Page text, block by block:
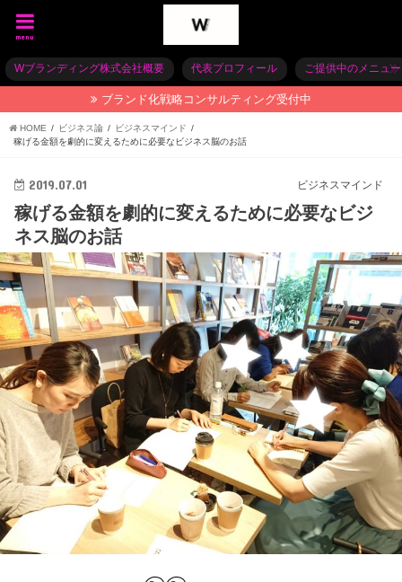
menu
Wブランディング株式会社概要 代表プロフィール ご提供中のメニュー
ブランド化戦略コンサルティング受付中
HOME ビジネス論
ビジネスマインド
稼げる金額を劇的に変えるために必要なビジネス脳のお話
ビジネスマインド
2019.07.01
稼げる金額を劇的に変えるために必要なビジ
ネス脳のお話